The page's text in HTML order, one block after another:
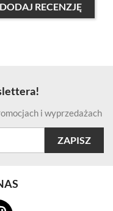
DODAJ RECENZJĘ
i wyprzedażach